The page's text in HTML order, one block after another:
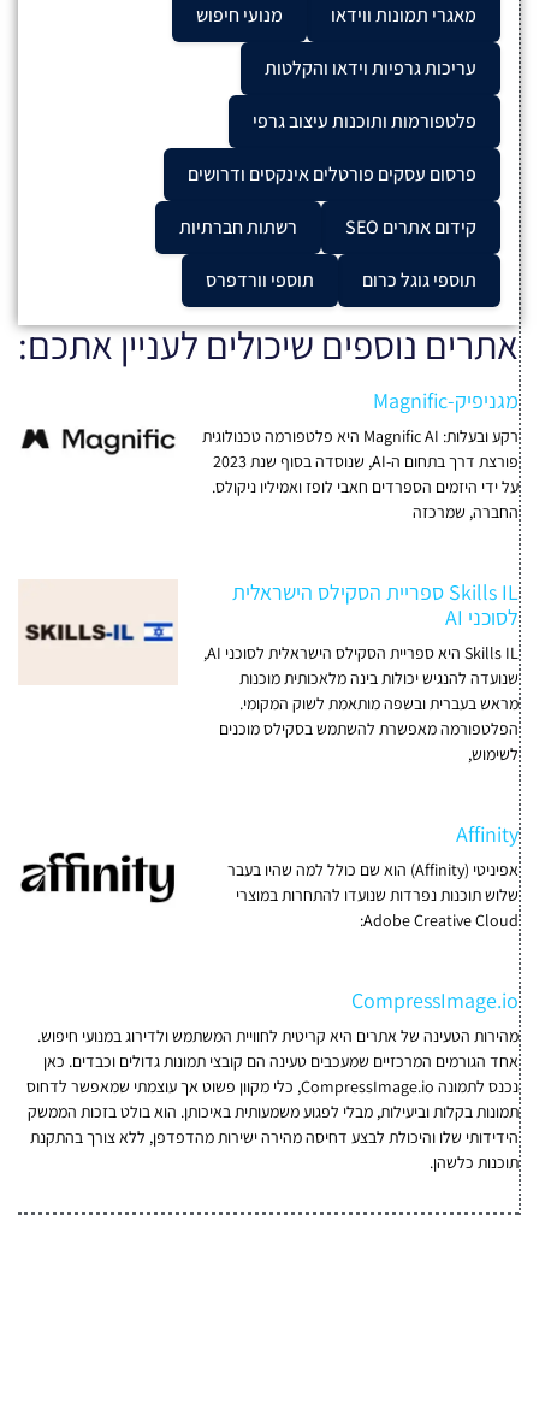
מאגרי תמונות ווידאו מנועי חיפוש
עריכות גרפיות וידאו והקלטות
פלטפורמות ותוכנות עיצוב גרפי
פרסום עסקים פורטלים אינקסים ודרושים
קידום אתרים SEO רשתות חברתיות
תוספי גוגל כרום תוספי וורדפרס
אתרים נוספים שיכולים לעניין אתכם:
מגניפיק-Magnific
רקע ובעלות: Magnific AI היא פלטפורמה טכנולוגית
פורצת דרך בתחום ה-AI, שנוסדה בסוף שנת 2023
על ידי היזמים הספרדים חאבי לופז ואמיליו ניקולס.
החברה, שמרכזה
Skills IL ספריית הסקילס הישראלית
לסוכני AI
Skills IL היא ספריית הסקילס הישראלית לסוכני AI,
שנועדה להנגיש יכולות בינה מלאכותית מוכנות
מראש בעברית ובשפה מותאמת לשוק המקומי.
הפלטפורמה מאפשרת להשתמש בסקילס מוכנים
לשימוש,
Affinity
אפיניטי (Affinity) הוא שם כולל למה שהיו בעבר
שלוש תוכנות נפרדות שנועדו להתחרות במוצרי
Adobe Creative Cloud:
CompressImage.io
מהירות הטעינה של אתרים היא קריטית לחוויית המשתמש ולדירוג במנועי חיפוש.
אחד הגורמים המרכזיים שמעכבים טעינה הם קובצי תמונות גדולים וכבדים. כאן
נכנס לתמונה CompressImage.io, כלי מקוון פשוט אך עוצמתי שמאפשר לדחוס
תמונות בקלות וביעילות, מבלי לפגוע משמעותית באיכותן. הוא בולט בזכות הממשק
הידידותי שלו והיכולת לבצע דחיסה מהירה ישירות מהדפדפן, ללא צורך בהתקנת
תוכנות כלשהן.